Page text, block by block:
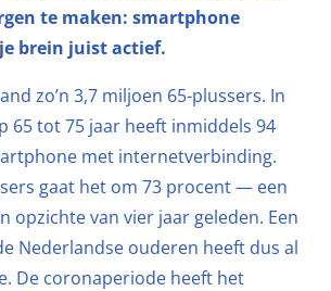
te maken: smartphone
brein juist actief.
zo’n 3,7 miljoen 65-plussers. In
65 tot 75 jaar heeft inmiddels 94
met internetverbinding.
gaat het om 73 procent — een
opzichte van vier jaar geleden. Een
Nederlandse ouderen heeft dus al
De coronaperiode heeft het